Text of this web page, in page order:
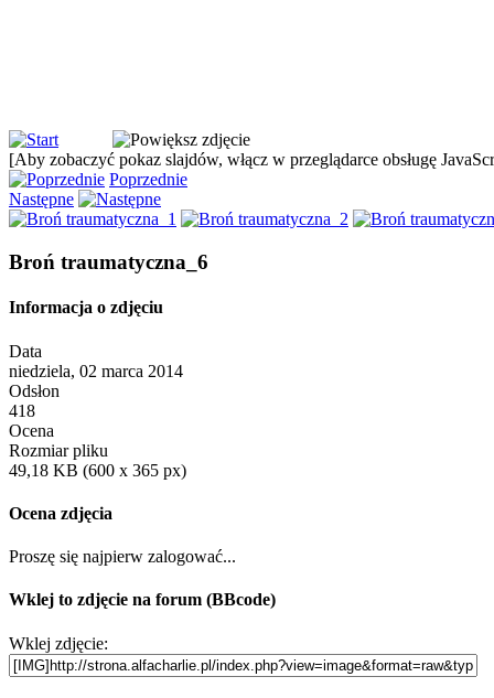
[Aby zobaczyć pokaz slajdów, włącz w przeglądarce obsługę
Poprzednie
Następne
Broń traumatyczna_6
Informacja o zdjęciu
Data
niedziela, 02 marca 2014
Odsłon
418
Ocena
Rozmiar pliku
49,18 KB (600 x 365 px)
Ocena zdjęcia
Proszę się najpierw zalogować...
Wklej to zdjęcie na forum (BBcode)
Wklej zdjęcie: